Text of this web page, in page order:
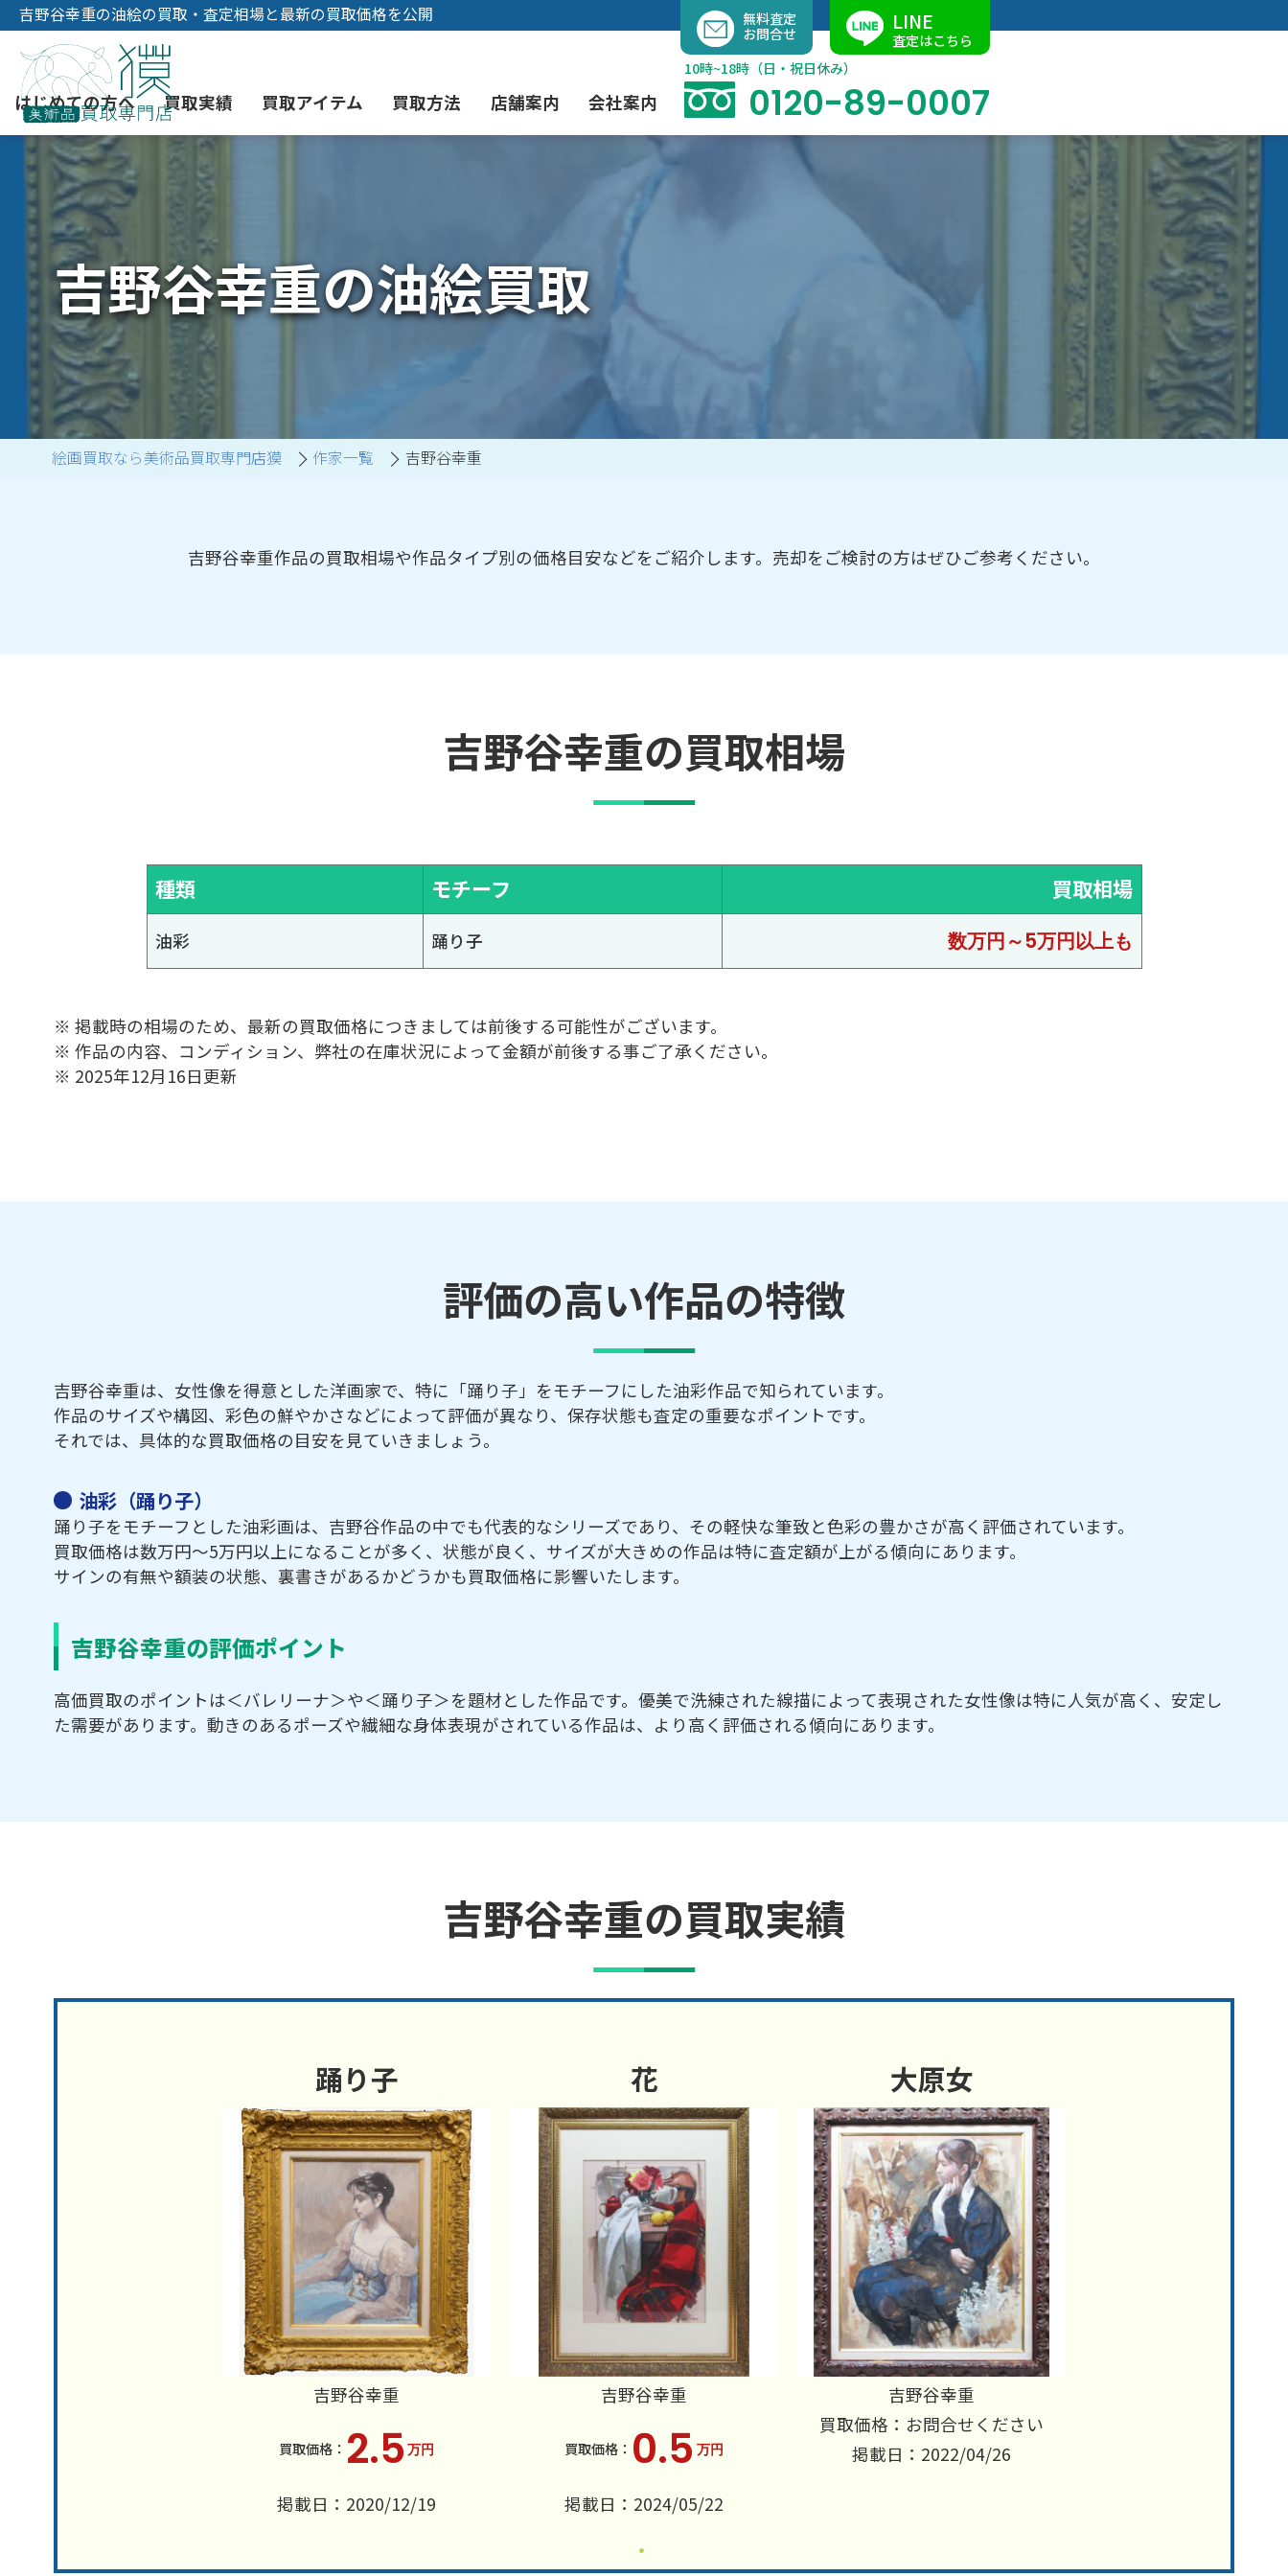
容
キ
ッ
吉野谷幸重の油絵の買取・査定相場と最新の買取価格を公開
はじめての方へ
初めての美術品売却 ブログ
YOUTUBE instagram Facebook
買取実績 買取アイテム
絵画買取 掛軸買取
骨董品買取 茶道具買取 陶磁器・陶器買取
西洋アンティーク買取 彫刻・ブロンズ買取
中国骨董品買取
買取方法
3つの買取方法 店舗での買取
宅配・郵送買取 業者間オークション出品代行 催事買取
時価評価サービス
店舗案内
東京店 名古屋店
会社案内
会社概要 求人情報
消費者志向自主宣言
無料査定
お問合せ
LINE
査定はこちら
10時~18時（日・祝日休み）
0120-89-0007
吉野谷幸重の油絵買取
絵画買取なら美術品買取専門店獏 作家一覧 吉野谷幸重
吉野谷幸重作品の買取相場や作品タイプ別の価格目安などをご紹介します。売却をご検討の方はぜひご参考ください。
吉野谷幸重の買取相場
種類 モチーフ 買取相場
油彩 踊り子 数万円～5万円以上も
※ 掲載時の相場のため、最新の買取価格につきましては前後する可能性がございます。
※ 作品の内容、コンディション、弊社の在庫状況によって金額が前後する事ご了承ください。
※ 2025年12月16日更新
評価の高い作品の特徴
吉野谷幸重は、女性像を得意とした洋画家で、特に「踊り子」をモチーフにした油彩作品で知られています。
作品のサイズや構図、彩色の鮮やかさなどによって評価が異なり、保存状態も査定の重要なポイントです。
それでは、具体的な買取価格の目安を見ていきましょう。
油彩（踊り子）
踊り子をモチーフとした油彩画は、吉野谷作品の中でも代表的なシリーズであり、その軽快な筆致と色彩の豊かさが高く評価されています。
買取価格は数万円～5万円以上になることが多く、状態が良く、サイズが大きめの作品は特に査定額が上がる傾向にあります。
サインの有無や額装の状態、裏書きがあるかどうかも買取価格に影響いたします。
吉野谷幸重の評価ポイント
高価買取のポイントは＜バレリーナ＞や＜踊り子＞を題材とした作品です。優美で洗練された線描によって表現された女性像は特に人気が高く、安定し
た需要があります。動きのあるポーズや繊細な身体表現がされている作品は、より高く評価される傾向にあります。
吉野谷幸重の買取実績
踊り子
吉野谷幸重
2.5 万円
掲載日：2020/12/19
花
吉野谷幸重
0.5 万円
掲載日：2024/05/22
大原女
吉野谷幸重
買取価格：お問合せください
掲載日：2022/04/26